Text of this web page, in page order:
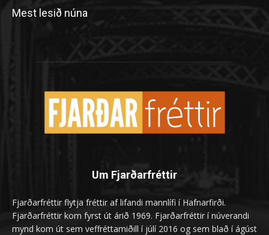
Mest lesið núna
Um Fjarðarfréttir
Fjarðarfréttir flytja fréttir af lifandi mannlífi í Hafnarfirði.
Fjarðarfréttir kom fyrst út árið 1969. Fjarðarfréttir í núverandi
mynd kom út sem veffréttamiðill í júlí 2016 og sem blað í ágúst